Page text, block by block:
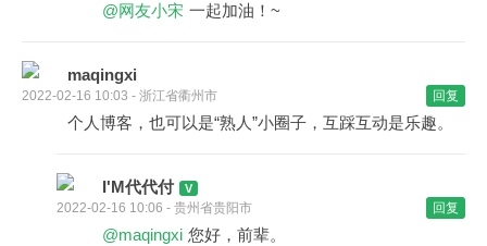
@网友小宋 一起加油！~
maqingxi
2022-02-16 10:03 - 浙江省衢州市 回复
个人博客，也可以是“熟人”小圈子，互踩互动是乐趣。
I'M代代付
2022-02-16 10:06 - 贵州省贵阳市 回复
@maqingxi 您好，前辈。